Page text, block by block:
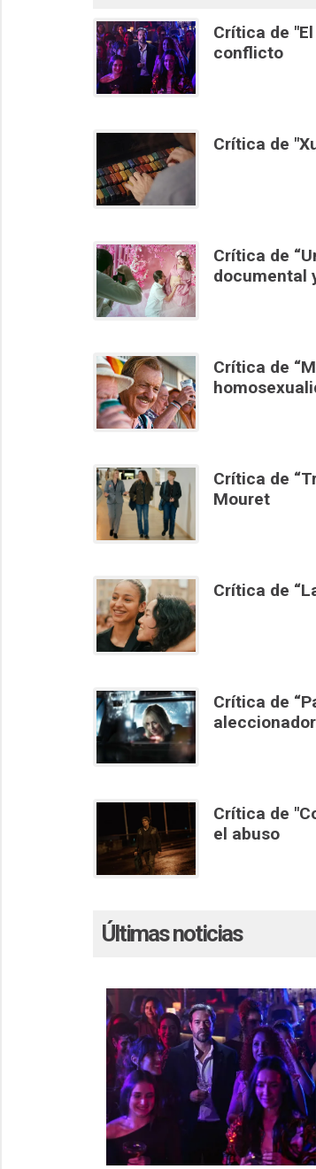
Crítica de
conflicto
Crítica de
Crítica de
documental
Crítica de
Crítica de
Mouret
Crítica de
Crítica de
aleccionador
Crítica de
el abuso
Últimas noticias